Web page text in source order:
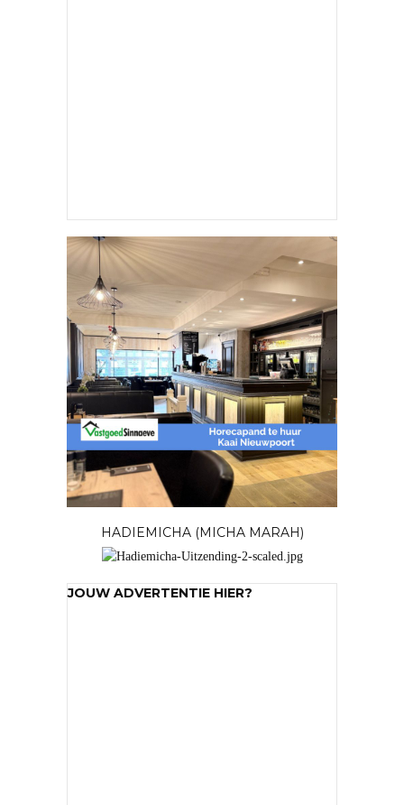
HADIEMICHA (MICHA MARAH)
JOUW ADVERTENTIE HIER?